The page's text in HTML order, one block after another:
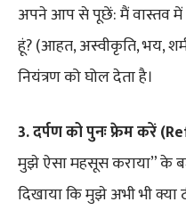
अपने आप से पूछें: मैं वास्तव में
हूं? (आहत, अस्वीकृति, भय,
नियंत्रण को घोल देता है।
3. दर्पण को पुनः फ्रेम करें
मुझे ऐसा महसूस कराया” के
दिखाया कि मुझे अभी भी